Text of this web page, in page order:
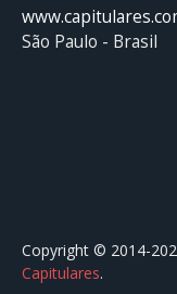
São Paulo - Brasil
Copyright © 2014-
Capitulares